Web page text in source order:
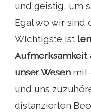
und geistig, um
Egal wo wir sind
Wichtigste ist
Aufmerksamkeit
unser Wesen mit
und uns
distanzierten